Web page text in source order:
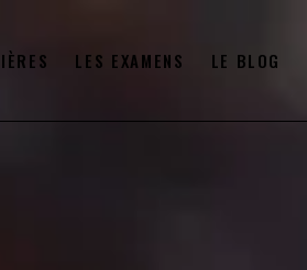
LES EXAMENS LE BLOG